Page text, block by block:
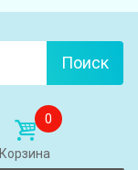
Поиск
0
Корзина